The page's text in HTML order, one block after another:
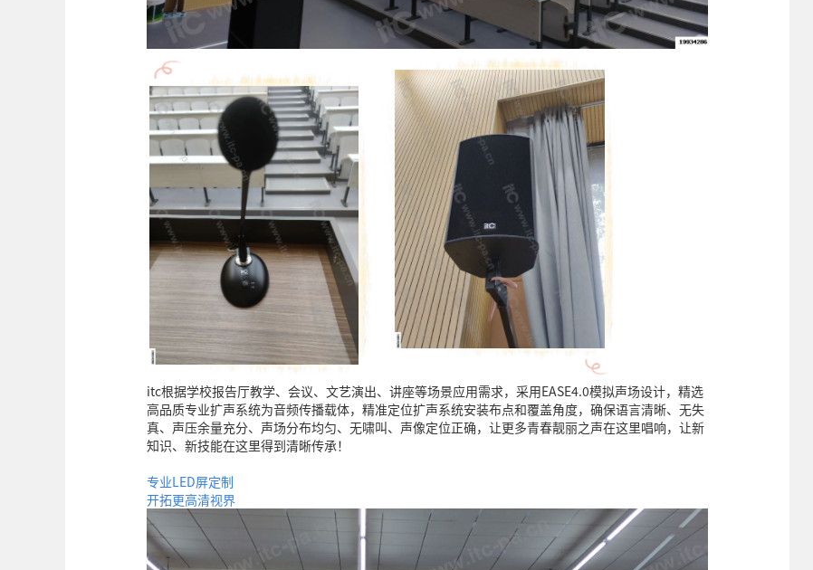
itc根据学校报告厅教学、会议、文艺演出、讲座等场景应用需求，采用EASE4.0模拟声场设计，精选
高品质专业扩声系统为音频传播载体，精准定位扩声系统安装布点和覆盖角度，确保语言清晰、无失
真、声压余量充分、声场分布均匀、无啸叫、声像定位正确，让更多青春靓丽之声在这里唱响，让新
知识、新技能在这里得到清晰传承！
专业LED屏定制
开拓更高清视界